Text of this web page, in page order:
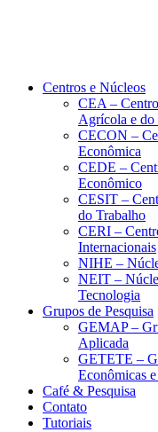
Centros e Núcleos
CEA –
Agrícola e
CECON –
Econômica
CEDE –
Econômico
CESIT –
do Trabalho
CERI –
Internacionais
NIHE –
NEIT –
Tecnologia
Grupos de Pesquisa
GEMAP –
Aplicada
GETETE –
Econômicas
Café & Pesquisa
Contato
Tutoriais